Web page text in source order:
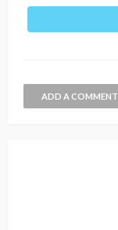
ADD A COMMENT